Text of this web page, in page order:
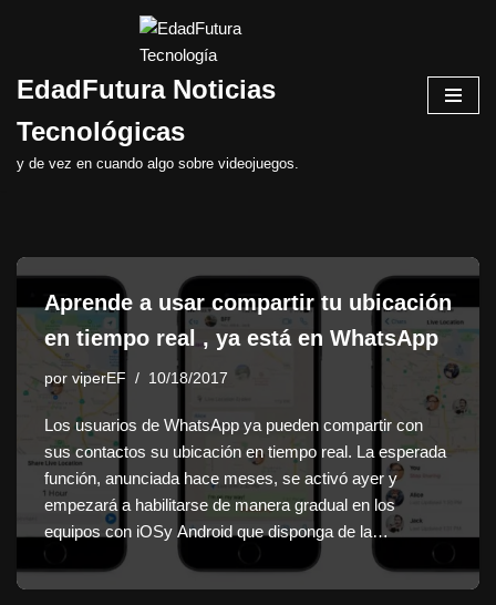
al
EdadFutura Noticias
Tecnológicas
y de vez en cuando algo sobre videojuegos.
Aprende a usar compartir tu ubicación
en tiempo real , ya está en WhatsApp
por viperEF 10/18/2017
Los usuarios de WhatsApp ya pueden compartir con
sus contactos su ubicación en tiempo real. La esperada
función, anunciada hace meses, se activó ayer y
empezará a habilitarse de manera gradual en los
equipos con iOSy Android que disponga de la…